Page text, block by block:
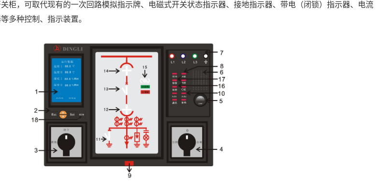
柜， 可取代现有的一次回路模拟指示牌、电磁式开关状态指示器、接地指示器、带电（闭锁）指示器、
电流
多种控制、指示装置。